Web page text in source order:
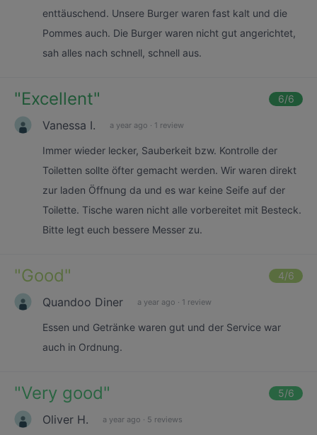
enttäuschend. Unsere Burger waren fast kalt und die
Pommes auch. Die Burger waren nicht gut angerichtet,
sah alles nach schnell, schnell aus.
"Excellent" 6/6
Vanessa I. a year ago · 1 review
Immer wieder lecker, Sauberkeit bzw. Kontrolle der
Toiletten sollte öfter gemacht werden. Wir waren direkt
zur laden Öffnung da und es war keine Seife auf der
Toilette. Tische waren nicht alle vorbereitet mit Besteck.
Bitte legt euch bessere Messer zu.
"Good" 4/6
Quandoo Diner a year ago · 1 review
Essen und Getränke waren gut und der Service war
auch in Ordnung.
"Very good" 5/6
Oliver H. a year ago · 5 reviews